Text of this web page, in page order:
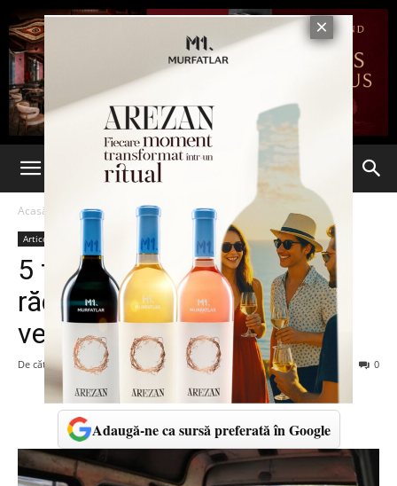
Acasă Articole
Articole
5 trucuri utile: cum să-ţi
răcoreşti maşina în timpul
verii
De către admin - 23 iunie 2014 0
Adaugă-ne ca sursă preferată în Google